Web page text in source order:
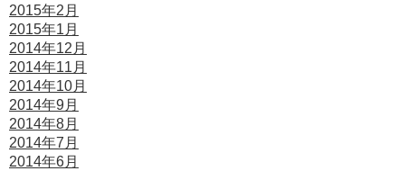
2015年2月
2015年1月
2014年12月
2014年11月
2014年10月
2014年9月
2014年8月
2014年7月
2014年6月